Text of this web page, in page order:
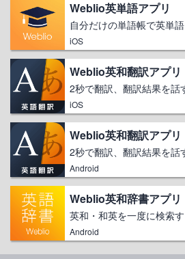
Weblio英単語アプリ
自分だけの単語帳で英単
iOS
Weblio英和翻訳アプリ
2秒で翻訳、翻訳結果を話
iOS
Weblio英和翻訳アプリ
2秒で翻訳、翻訳結果を話
Android
Weblio英和辞書アプリ
英和・和英を一度に検索
Android